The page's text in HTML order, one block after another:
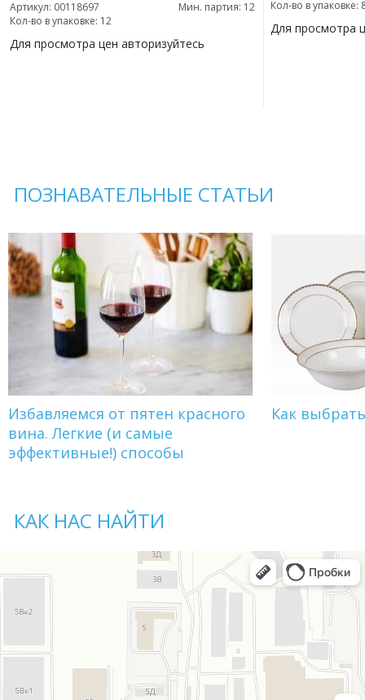
Артикул: 00118697
Мин. партия: 12
Кол-во в упаковке: 12
Для просмотра цен авторизуйтесь
Кол-во в упаковке:
Для просмотра
ПОЗНАВАТЕЛЬНЫЕ СТАТЬИ
Избавляемся от пятен красного
вина. Легкие (и самые
эффективные!) способы
Как
КАК НАС НАЙТИ